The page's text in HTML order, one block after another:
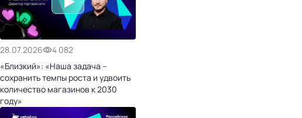
28.07.2026
4 082
«Близкий»: «Наша задача –
сохранить темпы роста и удвоить
количество магазинов к 2030
году»